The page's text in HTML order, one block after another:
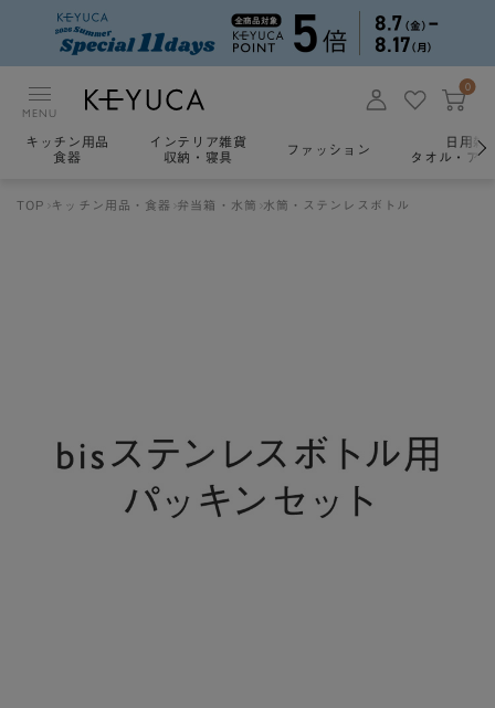
MENU
0
キッチン用品
食器
インテリア雑貨
収納・寝具
ファッション
日用雑
タオル・ア
TOP キッチン用品・食器 弁当箱・水筒 水筒・ステンレスボトル